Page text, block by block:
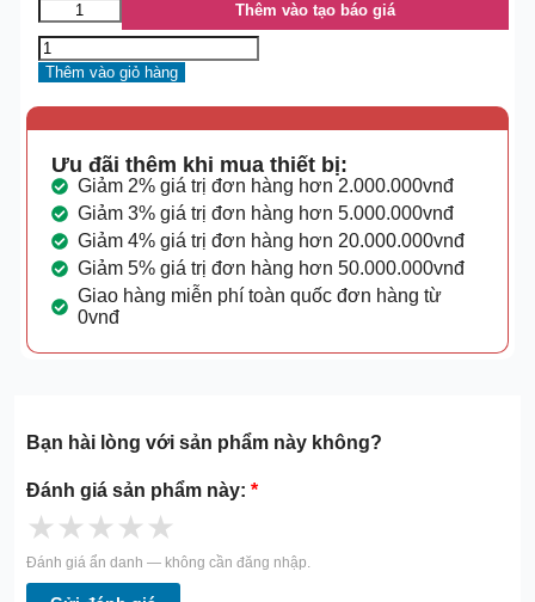
Thêm vào tạo báo giá
Thêm vào giỏ hàng
Ưu đãi thêm khi mua thiết bị:
Giảm 2% giá trị đơn hàng hơn 2.000.000vnđ
Giảm 3% giá trị đơn hàng hơn 5.000.000vnđ
Giảm 4% giá trị đơn hàng hơn 20.000.000vnđ
Giảm 5% giá trị đơn hàng hơn 50.000.000vnđ
Giao hàng miễn phí toàn quốc đơn hàng từ
0vnđ
Bạn hài lòng với sản phẩm này không?
Đánh giá sản phẩm này:*
★★★★★
Đánh giá ẩn danh — không cần đăng nhập.